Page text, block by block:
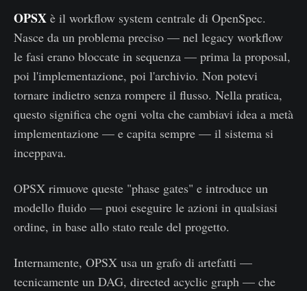
OPSX è il workflow system centrale di OpenSpec.
Nasce da un problema preciso — nel legacy workflow
le fasi erano bloccate in sequenza — prima la proposal,
poi l'implementazione, poi l'archivio. Non potevi
tornare indietro senza rompere il flusso. Nella pratica,
questo significa che ogni volta che cambiavi idea a metà
implementazione — e capita sempre — il sistema si
inceppava.
OPSX rimuove queste "phase gates" e introduce un
modello fluido — puoi eseguire le azioni in qualsiasi
ordine, in base allo stato reale del progetto.
Internamente, OPSX usa un grafo di artefatti —
tecnicamente un DAG, directed acyclic graph — che